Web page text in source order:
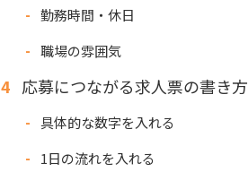
勤務時間・休日
職場の雰囲気
4 応募につながる求人票の書き方
具体的な数字を入れる
1日の流れを入れる